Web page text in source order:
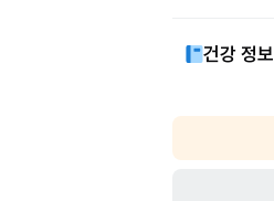
건강 정보